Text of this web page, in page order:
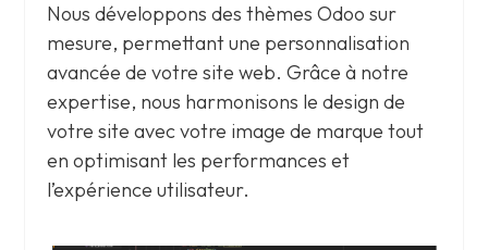
Nous développons des thèmes Odoo sur
mesure, permettant une personnalisation
avancée de votre site web. Grâce à notre
expertise, nous harmonisons le design de
votre site avec votre image de marque tout
en optimisant les performances et
l’expérience utilisateur.